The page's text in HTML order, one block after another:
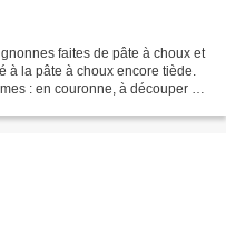
faites de pâte à choux et
à la pâte à choux encore tiède.
: en couronne, à découper en